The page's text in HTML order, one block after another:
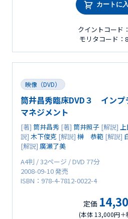
カートに
クイントコード
モリタコード：
映像（DVD）
筒井昌秀臨床DVD３ インプ
マネジメント
[著] 筒井昌秀 [著] 筒井照子 [解説] 上
説] 木下俊克 [解説] 榊 恭範 [解説]
[解説] 廣瀬了美
A4判 / 32ページ / DVD 77分
2008-09-10 発売
ISBN：978-4-7812-0022-4
定価
(本体 13,000円＋